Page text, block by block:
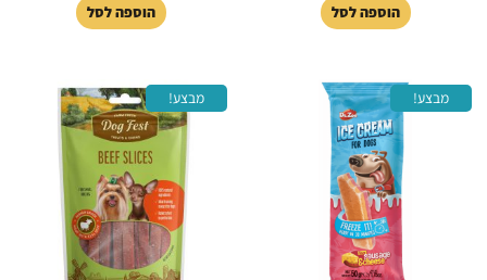
הוספה לסל הוספה לסל
מבצע!
המחיר
המקורי
היה:
18.00 ₪.
מבצע!
המחיר
המקורי
היה:
18.00 ₪.
המחיר
הנוכחי